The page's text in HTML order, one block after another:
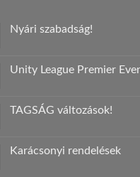
Nyári szabadság!
Nyári
Unity League Premier
Unity
bejegyzéshez
TAGSÁG változások!
TAGSÁG
Karácsonyi rendelések